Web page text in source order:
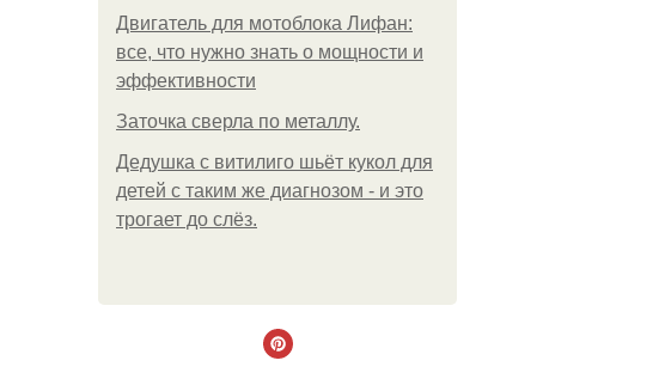
Двигатель для мотоблока Лифан:
все, что нужно знать о мощности и
эффективности
Заточка сверла по металлу.
Дедушка с витилиго шьёт кукол для
детей с таким же диагнозом - и это
трогает до слёз.